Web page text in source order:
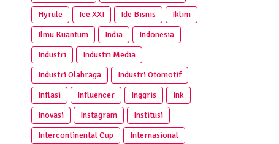
Hyrule
Ice XXI Ide Bisnis
Iklim
Ilmu Kuantum
India
Indonesia
Industri
Industri Media
Industri Olahraga
Industri Otomotif
Inflasi
Influencer Inggris
Ink
Inovasi
Instagram
Institusi
Intercontinental Cup
Internasional